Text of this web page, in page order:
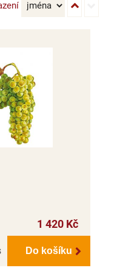
1 420 Kč
Do košíku